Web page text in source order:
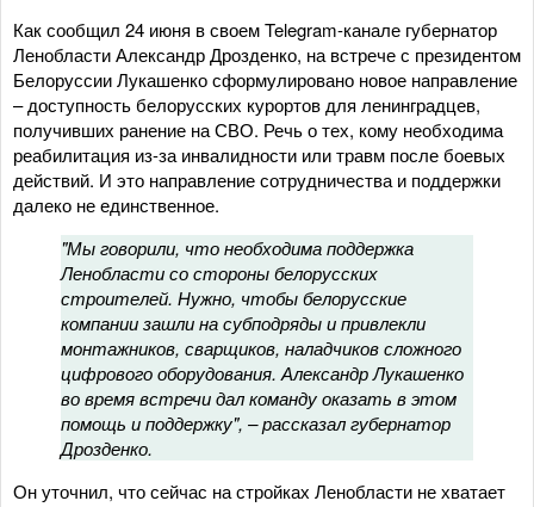
Как сообщил 24 июня в своем Telegram-канале губернатор
Ленобласти Александр Дрозденко, на встрече с президентом
Белоруссии Лукашенко сформулировано новое направление
– доступность белорусских курортов для ленинградцев,
получивших ранение на СВО. Речь о тех, кому необходима
реабилитация из-за инвалидности или травм после боевых
действий. И это направление сотрудничества и поддержки
далеко не единственное.
"Мы говорили, что необходима поддержка
Ленобласти со стороны белорусских
строителей. Нужно, чтобы белорусские
компании зашли на субподряды и привлекли
монтажников, сварщиков, наладчиков сложного
цифрового оборудования. Александр Лукашенко
во время встречи дал команду оказать в этом
помощь и поддержку", – рассказал губернатор
Дрозденко.
Он уточнил, что сейчас на стройках Ленобласти не хватает